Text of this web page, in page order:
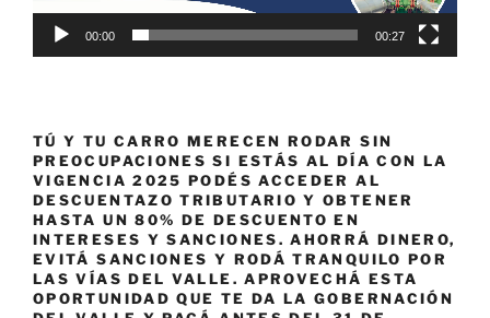
00:00 00:27
TÚ Y TU CARRO MERECEN RODAR SIN
PREOCUPACIONES SI ESTÁS AL DÍA CON LA
VIGENCIA 2025 PODÉS ACCEDER AL
DESCUENTAZO TRIBUTARIO Y OBTENER
HASTA UN 80% DE DESCUENTO EN
INTERESES Y SANCIONES. AHORRÁ DINERO,
EVITÁ SANCIONES Y RODÁ TRANQUILO POR
LAS VÍAS DEL VALLE. APROVECHÁ ESTA
OPORTUNIDAD QUE TE DA LA GOBERNACIÓN